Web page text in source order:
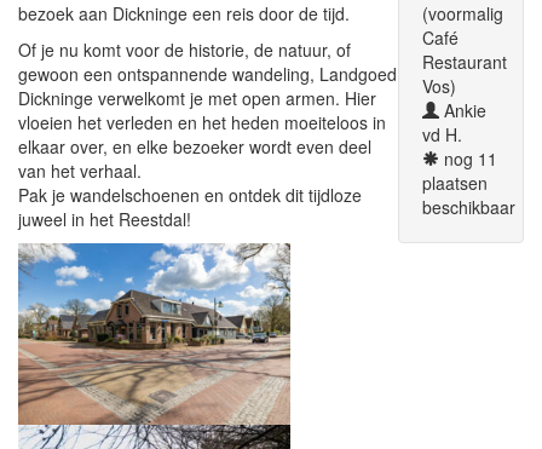
(voormalig
Café
Restaurant
Vos)
Ankie
vd H.
nog 11
plaatsen
beschikbaar
bezoek aan Dickninge een reis door de tijd.
Of je nu komt voor de historie, de natuur, of
gewoon een ontspannende wandeling, Landgoed
Dickninge verwelkomt je met open armen. Hier
vloeien het verleden en het heden moeiteloos in
elkaar over, en elke bezoeker wordt even deel
van het verhaal.
Pak je wandelschoenen en ontdek dit tijdloze
juweel in het Reestdal!